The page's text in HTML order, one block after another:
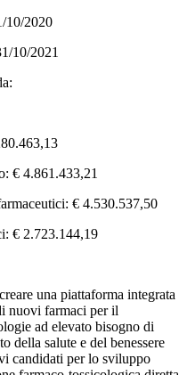
10/2020
10/2021
€ 4.861.433,21
€ 4.530.537,50
€ 2.723.144,19
una piattaforma integrata
nuovi farmaci per il
ad elevato bisogno di
della salute e del benessere
candidati per lo sviluppo